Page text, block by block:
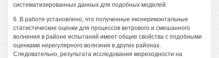
систематизированных данных для подобных моделей.
6. В работе установлено, что полученные екснеримэнтальные
статистические оценки для процессов ветрового и смешанного
волнения в районе испытаний имеет общие свойства с подобными
оценками нерегулярного волнэния в других районах.
Следовательно, результата исследования мореходности на